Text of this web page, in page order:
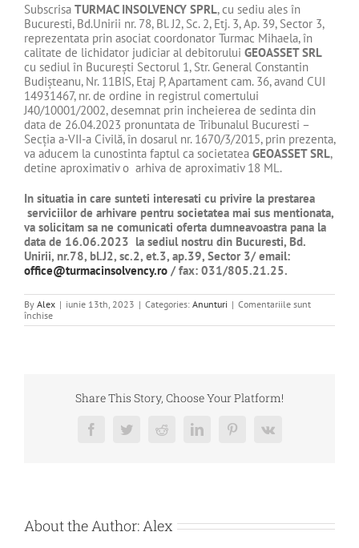
Subscrisa TURMAC INSOLVENCY SPRL, cu sediu ales în
Bucuresti, Bd.Unirii nr. 78, Bl. J2, Sc. 2, Etj. 3, Ap. 39, Sector 3,
reprezentata prin asociat coordonator Turmac Mihaela, în
calitate de lichidator judiciar al debitorului GEOASSET SRL
cu sediul în Bucureşti Sectorul 1, Str. General Constantin
Budişteanu, Nr. 11BIS, Etaj P, Apartament cam. 36, avand CUI
14931467, nr. de ordine in registrul comertului
J40/10001/2002, desemnat prin incheierea de sedinta din
data de 26.04.2023 pronuntata de Tribunalul Bucuresti –
Secţia a-VII-a Civilă, în dosarul nr. 1670/3/2015, prin prezenta,
va aducem la cunostinta faptul ca societatea GEOASSET SRL,
detine aproximativ o arhiva de aproximativ 18 ML.
In situatia in care sunteti interesati cu privire la prestarea
serviciilor de arhivare pentru societatea mai sus mentionata,
va solicitam sa ne comunicati oferta dumneavoastra pana la
data de 16.06.2023 la sediul nostru din Bucuresti, Bd.
Unirii, nr.78, bl.J2, sc.2, et.3, ap.39, Sector 3/ email:
office@turmacinsolvency.ro / fax: 031/805.21.25.
By Alex | iunie 13th, 2023 | Categories: Anunturi | Comentariile sunt
închisepentru
CERERE
GEOASSETShare This Story, Choose Your Platform!
FacebookTwitterRedditLinkedInPinterest
Vk
About the Author: Alex